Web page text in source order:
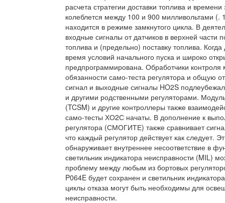
расчета стратегии доставки топлива и
колеблется между 100 и 900 милливольтами (.
находится в режиме замкнутого цикла. В
входные сигналы от датчиков в верхней части
топлива и (предельно) поставку топлива.
время условий начального пуска и широко
предпрограммирована. Обработчики контроля
обязанности само-теста регулятора и общую
сигнал и выходные сигналы HO2S
и другими родственными регуляторами.
(TCSM) и другие контроллеры также
само-тесты ХО2С начаты. В дополнение к
регулятора (СМОГИТЕ) также сравнивает
что каждый регулятор действует как
обнаруживает внутреннее несоответствие в
светильник индикатора неисправности (MIL)
проблему между любым из бортовых
P064E будет сохранен и светильник
циклы отказа могут быть необходимы для
неисправности.